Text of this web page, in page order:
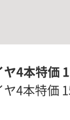
ヤ4本特
4本特価